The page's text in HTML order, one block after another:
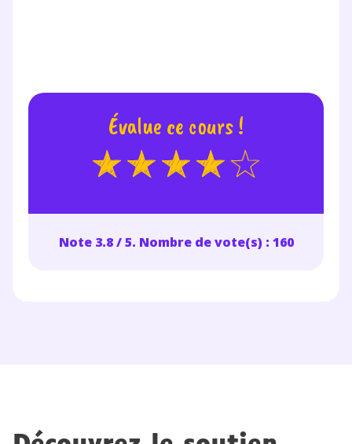
Évalue ce cours !
Note 3.8 / 5. Nombre de vote(s) : 160